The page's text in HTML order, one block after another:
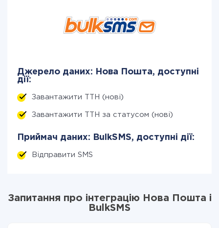
Джерело даних: Нова Пошта, доступні
дії:
Завантажити ТТН (нові)
Завантажити ТТН за статусом (нові)
Приймач даних: BulkSMS, доступні дії:
Відправити SMS
Запитання про інтеграцію Нова Пошта і
BulkSMS